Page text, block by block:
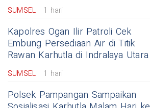
SUMSEL 1 hari
Kapolres Ogan Ilir Patroli Cek
Embung Persediaan Air di Titik
Rawan Karhutla di Indralaya Utara
SUMSEL 1 hari
Polsek Pampangan Sampaikan